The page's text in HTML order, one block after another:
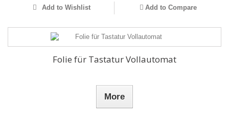
Add to Wishlist Add to Compare
Folie für Tastatur Vollautomat
More